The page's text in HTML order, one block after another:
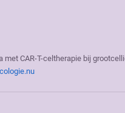
CAR-T-celtherapie bij